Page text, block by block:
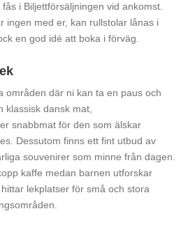
i Biljettförsäljningen vid ankomst.
ingen med er, kan rullstolar lånas i
en god idé att boka i förväg.
områden där ni kan ta en paus och
klassisk dansk mat,
snabbmat för den som älskar
Dessutom finns ett fint utbud av
souvenirer som minne från dagen.
kaffe medan barnen utforskar
lekplatser för små och stora